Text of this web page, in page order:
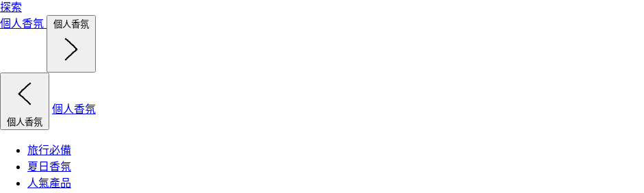
探索
個人香氛
個人香氛
個人香氛
個人香氛
旅行必備
夏日香氛
人氣產品